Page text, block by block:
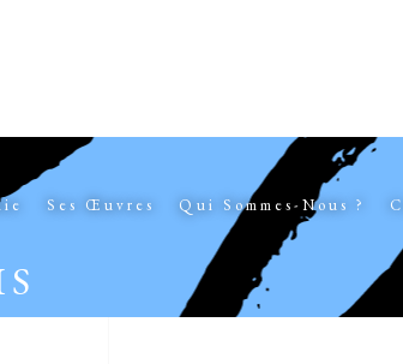
Ses Œuvres Qui Sommes-Nous ?